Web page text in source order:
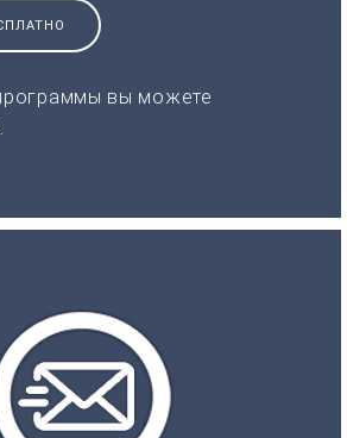
вы можете